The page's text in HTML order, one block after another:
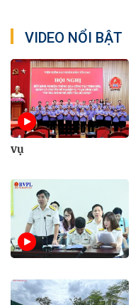
VIDEO NỔI BẬT
vụ